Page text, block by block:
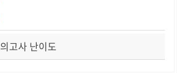
고사 난이도